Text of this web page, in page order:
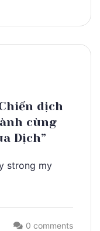
dịch
cùng
Dịch”
strong my
0 comments